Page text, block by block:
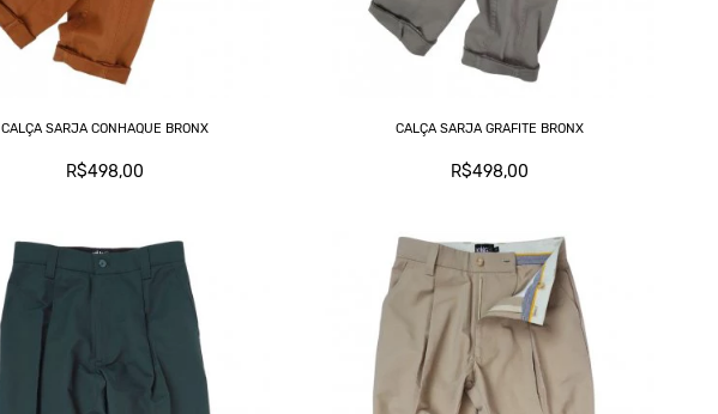
CALÇA SARJA CONHAQUE BRONX
R$498,00
CALÇA SARJA GRAFITE BRONX
R$498,00